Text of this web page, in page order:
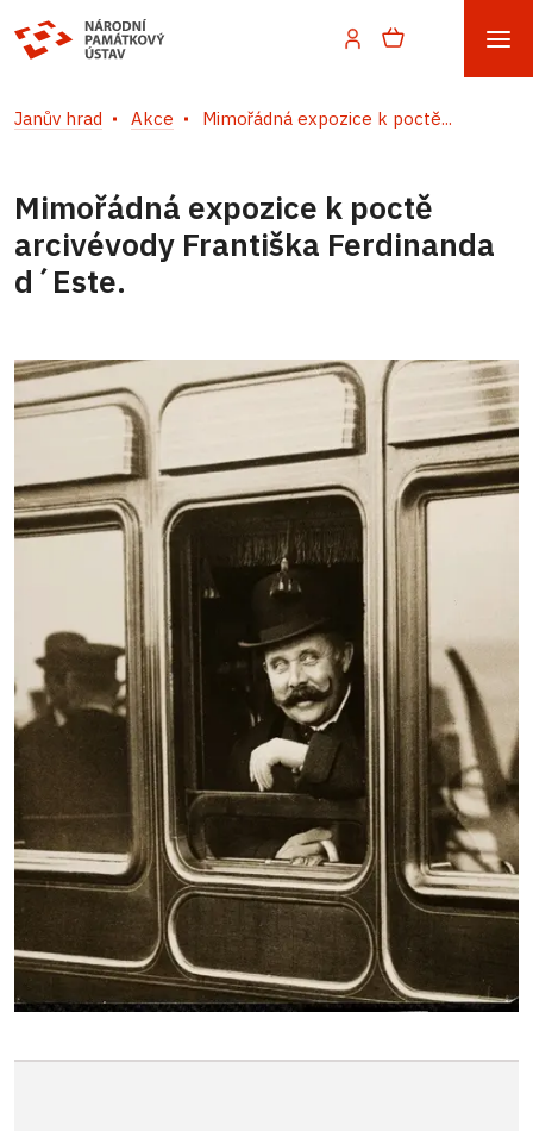
Janův hrad Akce Mimořádná expozice k poctě...
Mimořádná expozice k poctě
arcivévody Františka Ferdinanda
d´Este.